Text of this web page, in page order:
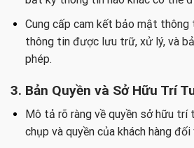
Cung cấp cam kết bảo mật thông
thông tin được lưu trữ, xử lý, và
phép.
3. Bản Quyền và Sở Hữu Trí
Mô tả rõ ràng về quyền sở hữu trí
chụp và quyền của khách hàng đối